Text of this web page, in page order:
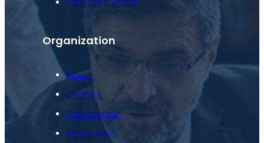
Organization
About
Courses
Appreciation
Association